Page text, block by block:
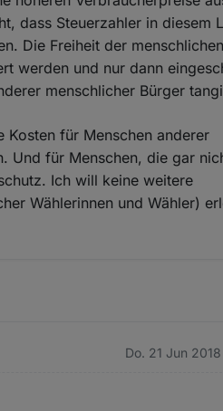
dass Steuerzahler in diesem
Die Freiheit der menschlichen
werden und nur dann
menschlicher Bürger
für Menschen anderer
Und für Menschen, die gar
Ich will keine weitere
Wählerinnen und Wähler)
Do. 21 Jun